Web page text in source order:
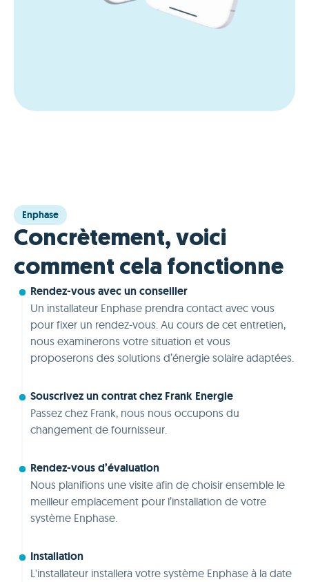
Enphase
Concrètement, voici
comment cela fonctionne
Rendez-vous avec un conseiller
Un installateur Enphase prendra contact avec vous
pour fixer un rendez-vous. Au cours de cet entretien,
nous examinerons votre situation et vous
proposerons des solutions d’énergie solaire adaptées.
Souscrivez un contrat chez Frank Energie
Passez chez Frank, nous nous occupons du
changement de fournisseur.
Rendez-vous d’évaluation
Nous planifions une visite afin de choisir ensemble le
meilleur emplacement pour l’installation de votre
système Enphase.
Installation
L'installateur installera votre système Enphase à la date